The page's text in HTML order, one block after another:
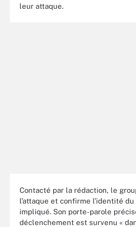
leur attaque.
Contacté par la rédaction, le
l’attaque et confirme l’identité
impliqué. Son porte-parole
déclenchement est survenu «